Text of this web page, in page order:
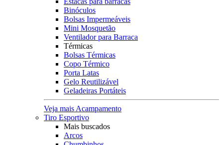
Binóculos
Bolsas Impermeáveis
Mini Mosquetão
Ventilador para Barraca
Térmicas
Bolsas Térmicas
Copo Térmico
Porta Latas
Gelo Reutilizável
Geladeiras Portáteis
Veja mais Acampamento
Tiro Esportivo
Mais buscados
Arcos